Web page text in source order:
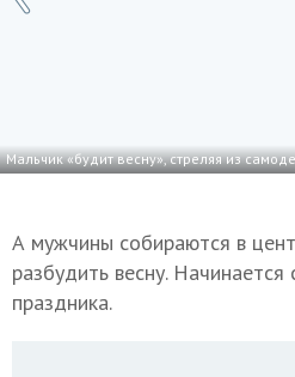
Мальчик «будит весну», стреляя из
А мужчины собираются в
разбудить весну.
праздника.